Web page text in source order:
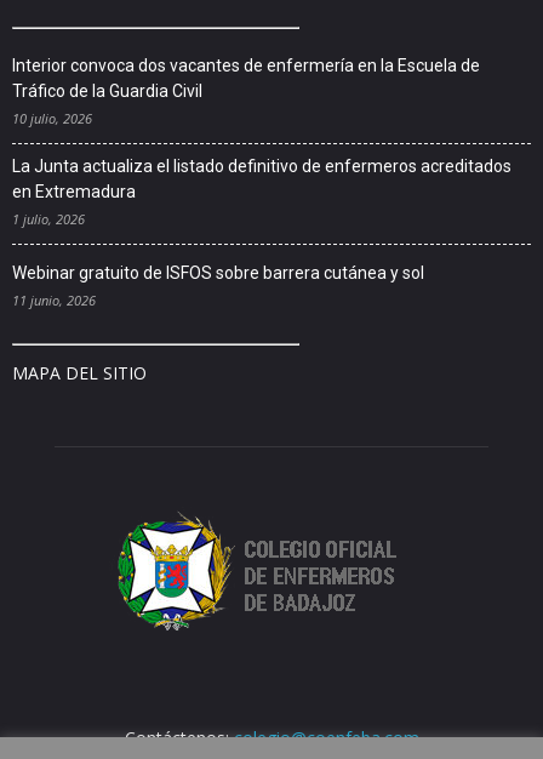
Interior convoca dos vacantes de enfermería en la Escuela de
Tráfico de la Guardia Civil
10 julio, 2026
La Junta actualiza el listado definitivo de enfermeros acreditados
en Extremadura
1 julio, 2026
Webinar gratuito de ISFOS sobre barrera cutánea y sol
11 junio, 2026
MAPA DEL SITIO
Contáctenos:colegio@coenfeba.com